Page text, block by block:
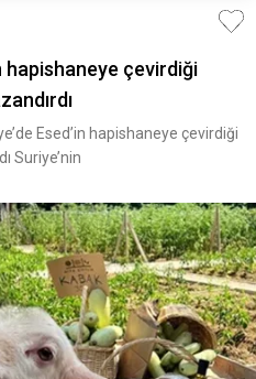
hapishaneye çevirdiği
Esed’in hapishaneye çevirdiği
Suriye’nin